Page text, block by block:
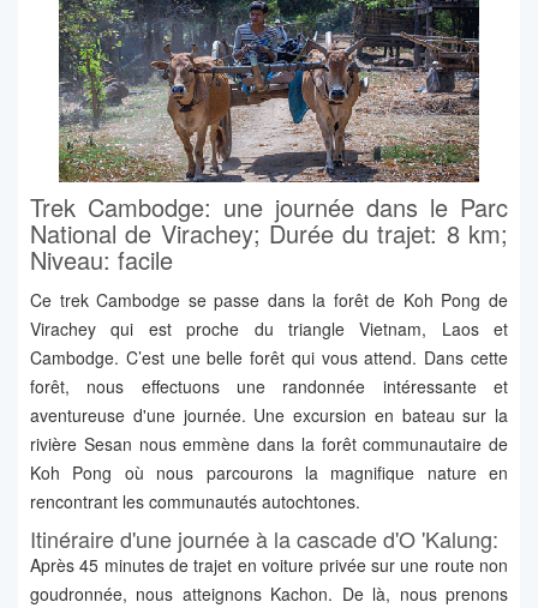
Trek Cambodge: une journée dans le Parc
National de Virachey; Durée du trajet: 8 km;
Niveau: facile
Ce trek Cambodge se passe dans la forêt de Koh Pong de
Virachey qui est proche du triangle Vietnam, Laos et
Cambodge. C’est une belle forêt qui vous attend. Dans cette
forêt, nous effectuons une randonnée intéressante et
aventureuse d'une journée. Une excursion en bateau sur la
rivière Sesan nous emmène dans la forêt communautaire de
Koh Pong où nous parcourons la magnifique nature en
rencontrant les communautés autochtones.
Itinéraire d'une journée à la cascade d'O 'Kalung:
Après 45 minutes de trajet en voiture privée sur une route non
goudronnée, nous atteignons Kachon. De là, nous prenons